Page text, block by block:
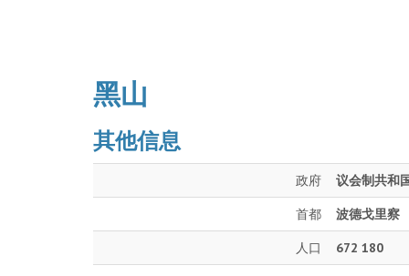
黑山
其他信息
政府 议会制共和
首都 波德戈里察
人口 672 180